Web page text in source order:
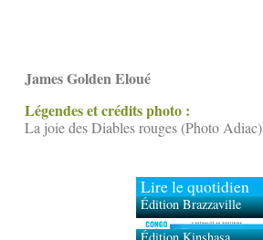
James Golden Eloué
Légendes et crédits photo :
La joie des Diables rouges (Photo Adiac)
Lire le quotidien
Édition Brazzaville
Édition Kinshasa